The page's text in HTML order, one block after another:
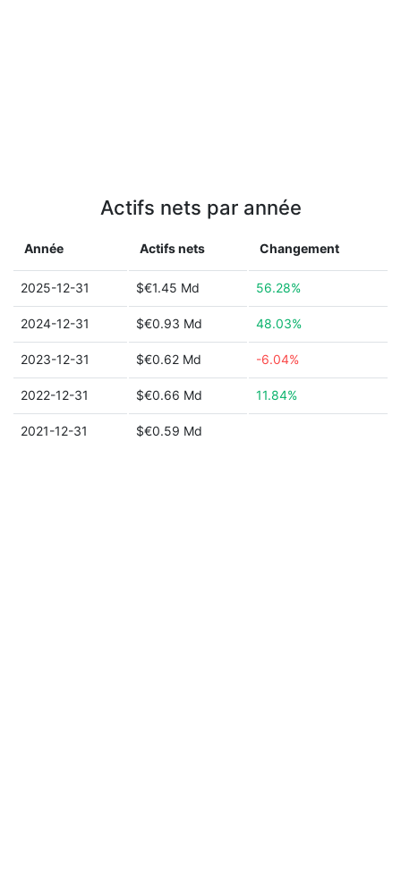
Actifs nets par année
Année Actifs nets Changement
2025-12-31 $€1.45 Md 56.28%
2024-12-31 $€0.93 Md 48.03%
2023-12-31 $€0.62 Md -6.04%
2022-12-31 $€0.66 Md 11.84%
2021-12-31 $€0.59 Md